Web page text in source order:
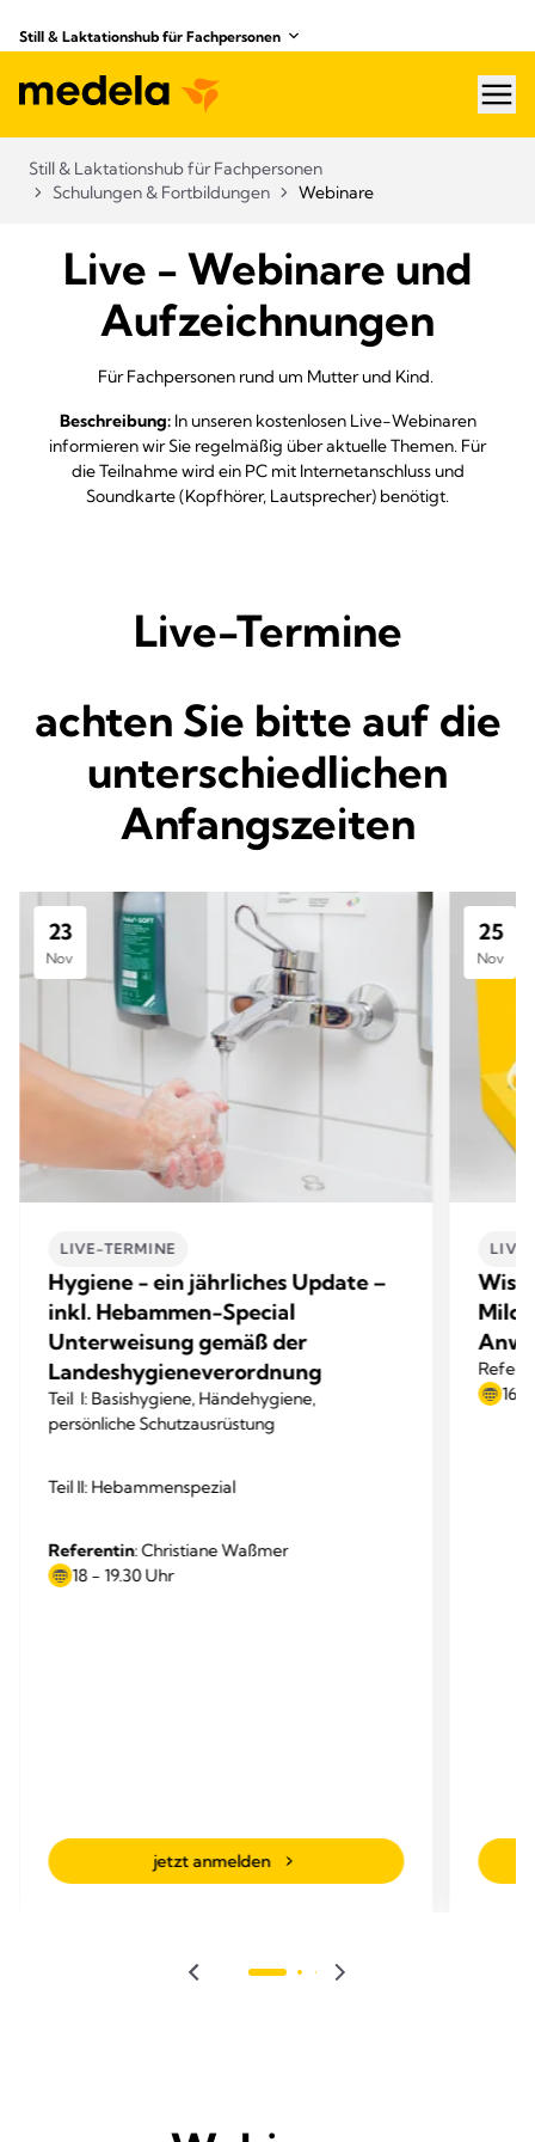
Still & Laktationshub für Fachpersonen
Still & Laktationshub für Fachpersonen
Schulungen & Fortbildungen
Webinare
Live - Webinare und
Aufzeichnungen
Für Fachpersonen rund um Mutter und Kind.
Beschreibung:In unseren kostenlosen Live-Webinaren
informieren wir Sie regelmäßig über aktuelle Themen. Für
die Teilnahme wird ein PC mit Internetanschluss und
Soundkarte (Kopfhörer, Lautsprecher) benötigt.
Live-Termine
achten Sie bitte auf die
unterschiedlichen
Anfangszeiten
23
Nov
LIVE-TERMINE
Hygiene - ein jährliches Update –
inkl. Hebammen-Special
Unterweisung gemäß der
Landeshygieneverordnung
Teil I: Basishygiene, Händehygiene,
persönliche Schutzausrüstung
Teil II: Hebammenspezial
Referentin: Christiane Waßmer
18 - 19.30 Uhr
jetzt anmelden
25
Nov
16 -